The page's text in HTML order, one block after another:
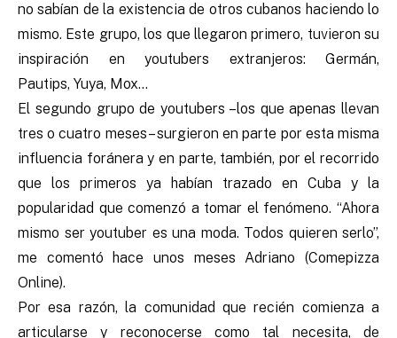
no sabían de la existencia de otros cubanos haciendo lo
mismo. Este grupo, los que llegaron primero, tuvieron su
inspiración en youtubers extranjeros: Germán,
Pautips, Yuya, Mox…
El segundo grupo de youtubers –los que apenas llevan
tres o cuatro meses– surgieron en parte por esta misma
influencia foránera y en parte, también, por el recorrido
que los primeros ya habían trazado en Cuba y la
popularidad que comenzó a tomar el fenómeno. “Ahora
mismo ser youtuber es una moda. Todos quieren serlo”,
me comentó hace unos meses Adriano (Comepizza
Online).
Por esa razón, la comunidad que recién comienza a
articularse y reconocerse como tal necesita, de